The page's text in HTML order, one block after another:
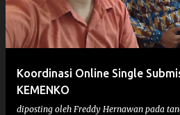
Koordinasi Online Single
KEMENKO
diposting oleh Freddy Hernawan pada